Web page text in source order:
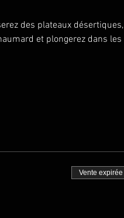
des plateaux désertiques,
et plongerez dans les
Vente expirée